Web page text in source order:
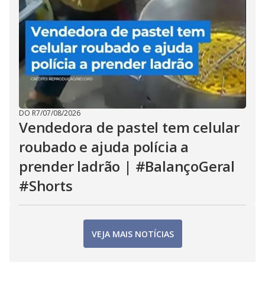
DO R7/07/08/2026
Vendedora de pastel tem celular
roubado e ajuda polícia a
prender ladrão | #BalançoGeral
#Shorts
VEJA MAIS NOTÍCIAS